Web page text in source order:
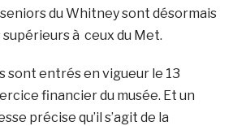
du Whitney sont désormais
supérieurs à ceux du Met.
sont entrés en vigueur le 13
financier du musée. Et un
précise qu’il s’agit de la